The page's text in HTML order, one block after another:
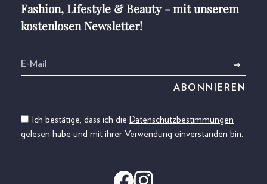
Fashion, Lifestyle & Beauty - mit unserem
kostenlosen Newsletter!
Ich bestätige, dass ich die Datenschutzbestimmungen
gelesen habe und mit ihrer Verwendung einverstanden bin.